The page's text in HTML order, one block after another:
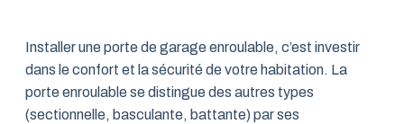
Installer une porte de garage enroulable, c’est investir
dans le confort et la sécurité de votre habitation. La
porte enroulable se distingue des autres types
(sectionnelle, basculante, battante) par ses